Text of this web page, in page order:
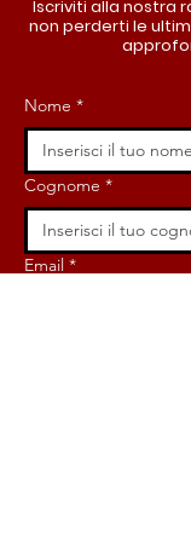
Iscriviti alla nostra
non perderti le
Nome *
Cognome *
Email *